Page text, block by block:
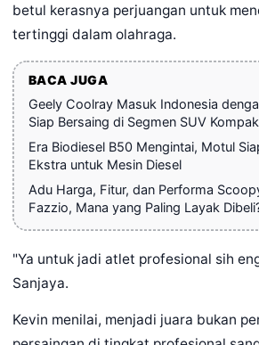
betul kerasnya perjuangan untuk
tertinggi dalam olahraga.
BACA JUGA
Geely Coolray Masuk Indonesia
Siap Bersaing di Segmen SUV Kompak
Era Biodiesel B50 Mengintai, Motul
Ekstra untuk Mesin Diesel
Adu Harga, Fitur, dan Performa
Fazzio, Mana yang Paling Layak
"Ya untuk jadi atlet profesional sih
Sanjaya.
Kevin menilai, menjadi juara bukan